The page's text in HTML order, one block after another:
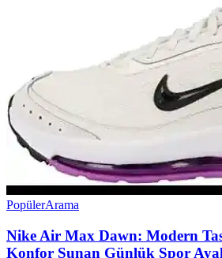
PopülerArama
Nike Air Max Dawn: Modern
Konfor Sunan Günlük Spor